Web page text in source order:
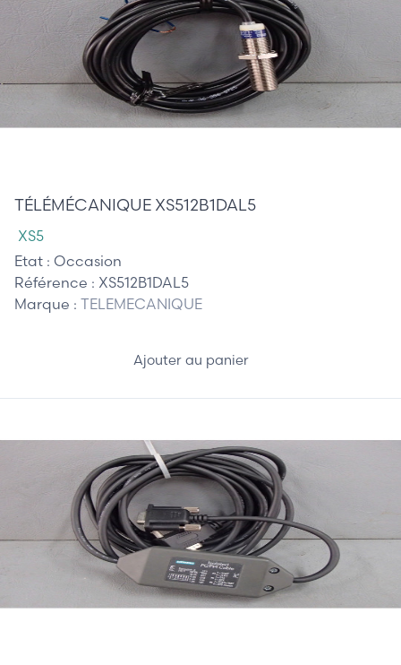
TÉLÉMÉCANIQUE XS512B1DAL5
XS5
Etat : Occasion
Référence : XS512B1DAL5
Marque : TELEMECANIQUE
Ajouter au panier